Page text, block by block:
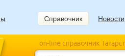
Справочник Новости
on-line справочник